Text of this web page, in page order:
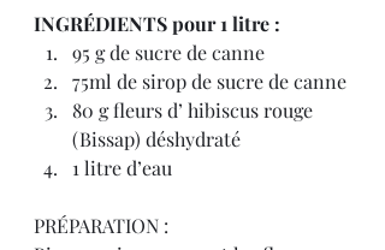
INGRÉDIENTS pour 1 litre :
95 g de sucre de canne
75ml de sirop de sucre de canne
80 g fleurs d’ hibiscus rouge
(Bissap) déshydraté
1 litre d’eau
PRÉPARATION :